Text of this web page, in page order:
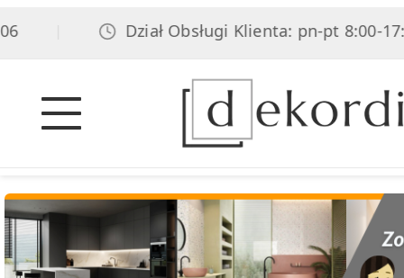
Dział Obsługi Klienta: pn-pt 8:00-